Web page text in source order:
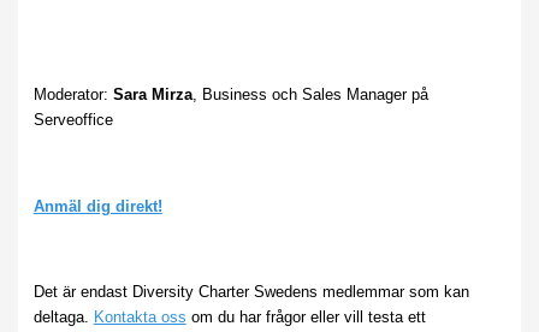
Moderator: Sara Mirza, Business och Sales Manager på
Serveoffice
Anmäl dig direkt!
Det är endast Diversity Charter Swedens medlemmar som kan
deltaga. Kontakta oss om du har frågor eller vill testa ett